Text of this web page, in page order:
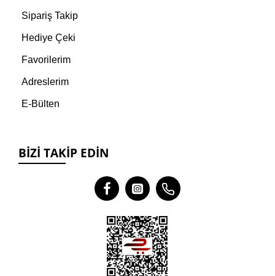
Sipariş Takip
Hediye Çeki
Favorilerim
Adreslerim
E-Bülten
BIZI TAKIP EDIN